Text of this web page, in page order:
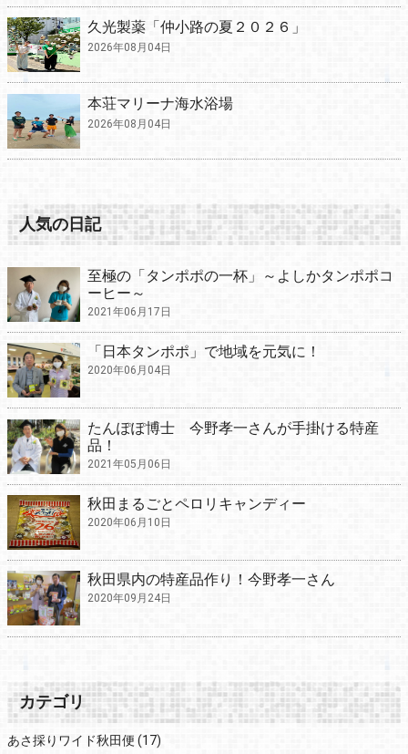
久光製薬「仲小路の夏２０２６」
2026年08月04日
本荘マリーナ海水浴場
2026年08月04日
人気の日記
至極の「タンポポの一杯」～よしかタンポポコ
ーヒー～
2021年06月17日
「日本タンポポ」で地域を元気に！
2020年06月04日
たんぽぽ博士 今野孝一さんが手掛ける特産
品！
2021年05月06日
秋田まるごとペロリキャンディー
2020年06月10日
秋田県内の特産品作り！今野孝一さん
2020年09月24日
カテゴリ
あさ採りワイド秋田便 (17)